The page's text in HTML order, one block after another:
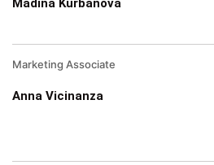
Madina Kurbanova
Marketing Associate
Anna Vicinanza